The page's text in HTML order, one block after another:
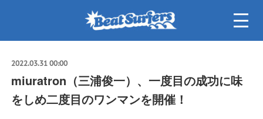
2022.03.31 00:00
miuratron（三浦俊一）、一度目の成功に味
をしめ二度目のワンマンを開催！